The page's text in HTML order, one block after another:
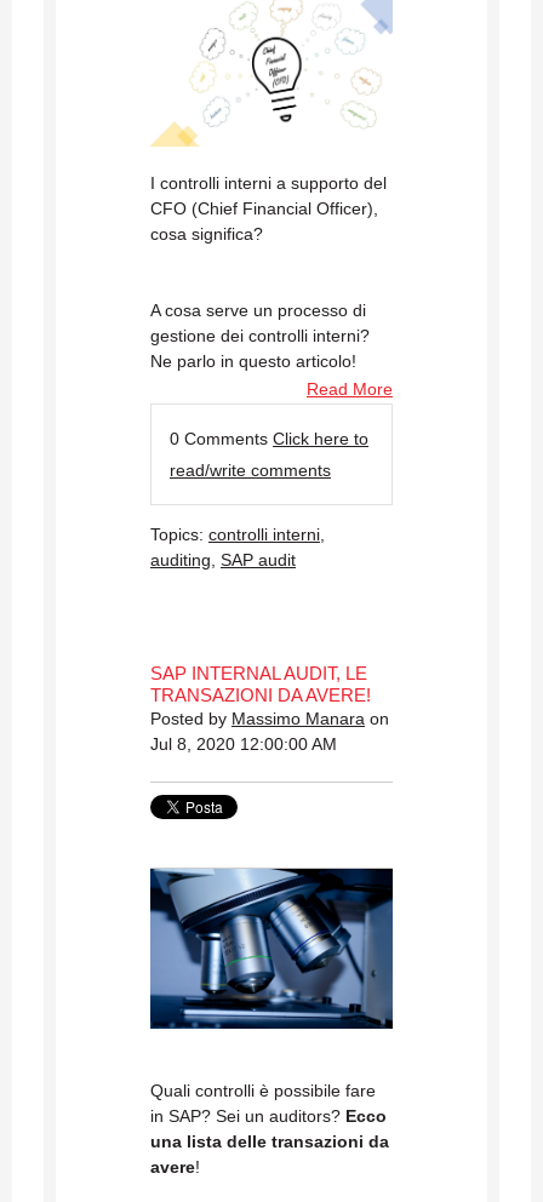
I controlli interni a supporto del
CFO (Chief Financial Officer),
cosa significa?
A cosa serve un processo di
gestione dei controlli interni?
Ne parlo in questo articolo!
Read More
0 Comments Click here to
read/write comments
Topics: controlli interni
auditing SAP audit
SAP INTERNAL AUDIT, LE
TRANSAZIONI DA AVERE!
Posted by Massimo Manara on
Jul 8, 2020 12:00:00 AM
Quali controlli è possibile fare
in SAP? Sei un auditors? Ecco
una lista delle transazioni da
avere!